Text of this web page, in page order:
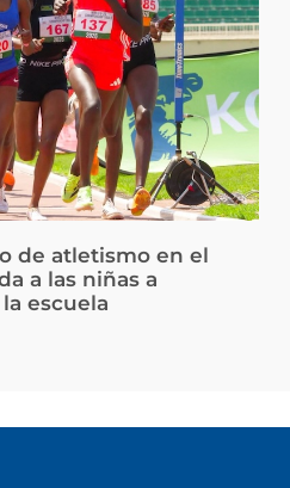
de atletismo en el
a las niñas a
escuela